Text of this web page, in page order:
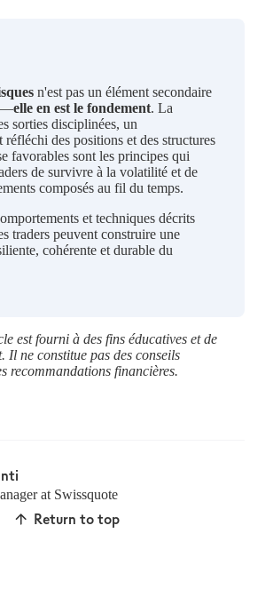
n'est pas un élément secondaire
elle en est le fondement. La
sorties disciplinées, un
réfléchi des positions et des structures
favorables sont les principes qui
de survivre à la volatilité et de
composés au fil du temps.
et techniques décrits
traders peuvent construire une
cohérente et durable du
est fourni à des fins éducatives et de
Il ne constitue pas des conseils
recommandations financières.
at Swissquote
Return to top